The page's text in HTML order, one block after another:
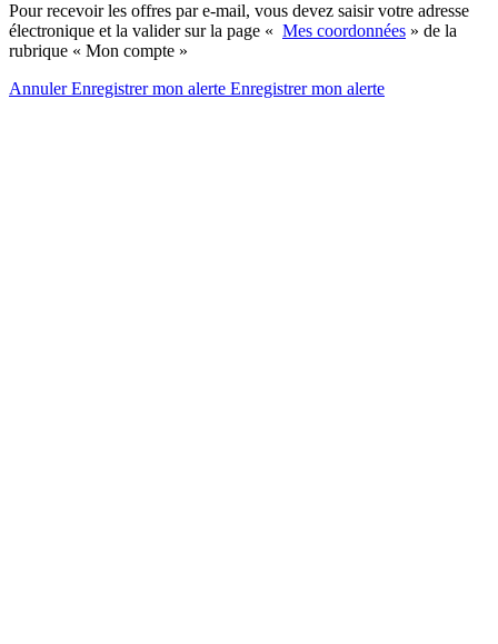
Pour recevoir les offres par e-mail, vous devez saisir votre adresse
électronique et la valider sur la page « Mes coordonnées » de la
rubrique « Mon compte »
AnnulerEnregistrer mon alerte Enregistrermon alerte